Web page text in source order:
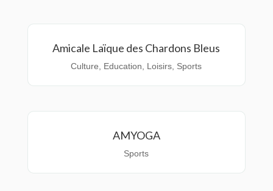
Amicale Laïque des Chardons Bleus
Culture Education Loisirs Sports
AMYOGA
Sports